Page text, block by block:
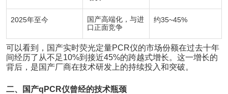
2025年至今
国产高端化，与进
口正面竞争
约35~45%
可以看到，国产实时荧光定量PCR仪的市场份额在过去十年
间经历了从不足10%到接近45%的跨越式增长。这一增长的
背后，是国产厂商在技术研发上的持续投入和突破。
二、国产qPCR仪曾经的技术瓶颈